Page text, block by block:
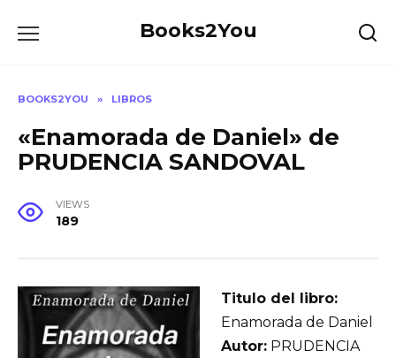
Books2You
BOOKS2YOU » LIBROS
«Enamorada de Daniel» de
PRUDENCIA SANDOVAL
VIEWS
189
Titulo del libro:
Enamorada de Daniel
Autor: PRUDENCIA